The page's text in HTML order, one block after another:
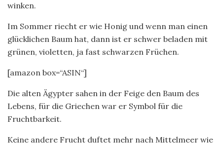
winken.
Im Sommer riecht er wie Honig und wenn man einen
glücklichen Baum hat, dann ist er schwer beladen mit
grünen, violetten, ja fast schwarzen Früchen.
[amazon box=“ASIN“]
Die alten Ägypter sahen in der Feige den Baum des
Lebens, für die Griechen war er Symbol für die
Fruchtbarkeit.
Keine andere Frucht duftet mehr nach Mittelmeer wie